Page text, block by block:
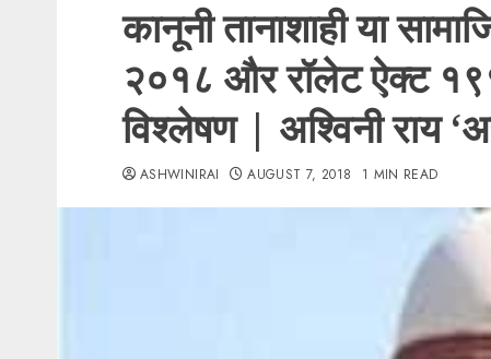
कानूनी तानाशाही या
२०१८ और रॉलेट ऐक्ट
विश्लेषण | अश्विनी राय
ASHWINIRAI AUGUST 7, 2018 1 MIN READ